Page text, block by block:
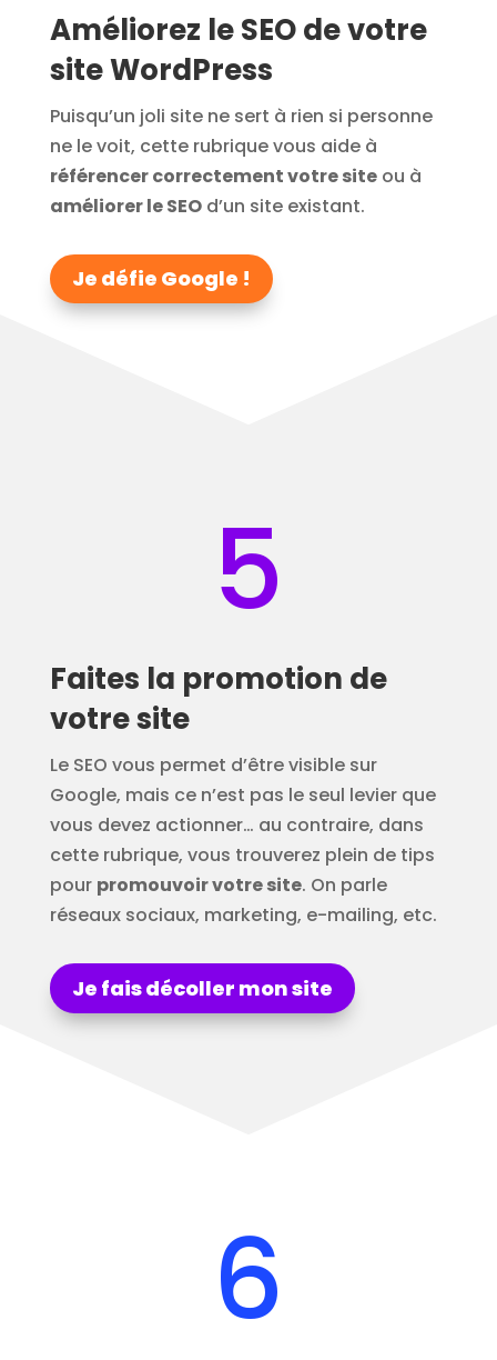
Améliorez le SEO de votre
site WordPress
Puisqu’un joli site ne sert à rien si personne
ne le voit, cette rubrique vous aide à
référencer correctement votre siteou à
améliorer le SEOd’un site existant.
Je défie Google !
5
Faites la promotion de
votre site
Le SEO vous permet d’être visible sur
Google, mais ce n’est pas le seul levier que
vous devez actionner… au contraire, dans
cette rubrique, vous trouverez plein de tips
pour promouvoir votre site. On parle
réseaux sociaux, marketing, e-mailing, etc.
Je fais décoller mon site
6